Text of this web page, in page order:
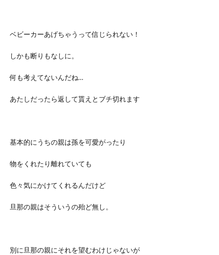
ベビーカーあげちゃうって信じられない！
しかも断りもなしに。
何も考えてないんだね…
あたしだったら返して貰えとブチ切れます
基本的にうちの親は孫を可愛がったり
物をくれたり離れていても
色々気にかけてくれるんだけど
旦那の親はそういうの殆ど無し。
別に旦那の親にそれを望むわけじゃないが